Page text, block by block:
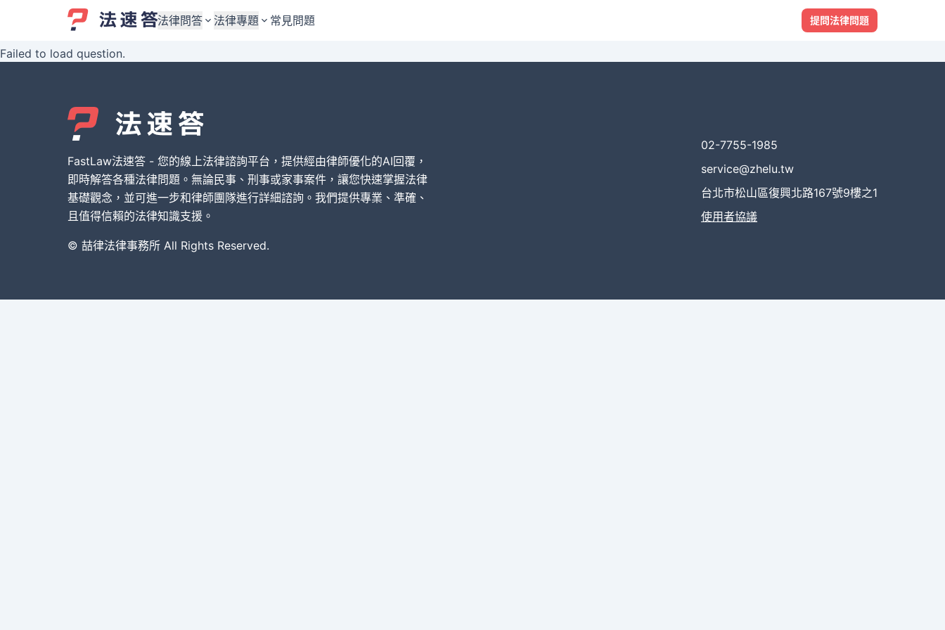
法律問答
婚姻與監護權
債務與債權
刑事犯罪案件
其他案件類型
法律專題
婚姻與監護權
債務與債權
刑事犯罪案件
其他案件類型
常見問題 提問法律問題
Failed to load question.
FastLaw法速答 - 您的線上法律諮詢平台，提供經由律師優化的AI回覆，
即時解答各種法律問題。無論民事、刑事或家事案件，讓您快速掌握法律
基礎觀念，並可進一步和律師團隊進行詳細諮詢。我們提供專業、準確、
且值得信賴的法律知識支援。
© 喆律法律事務所 All Rights Reserved.
02-7755-1985
service@zhelu.tw
台北市松山區復興北路167號9樓之1
使用者協議